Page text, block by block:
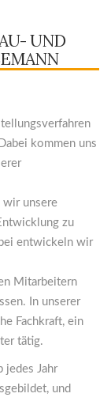
UND
kommen uns
wir unsere
zu
entwickeln wir
Mitarbeitern
In unserer
Fachkraft, ein
tätig.
jedes Jahr
und